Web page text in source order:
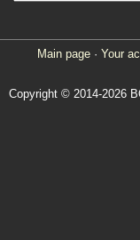
Main page · Your
Copyright © 2014-2026